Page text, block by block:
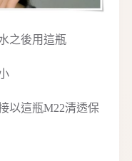
之後用這瓶
以這瓶M22清透保